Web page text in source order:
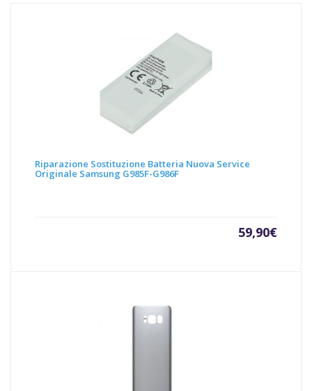
Riparazione Sostituzione Batteria Nuova Service
Originale Samsung G985F-G986F
59,90€